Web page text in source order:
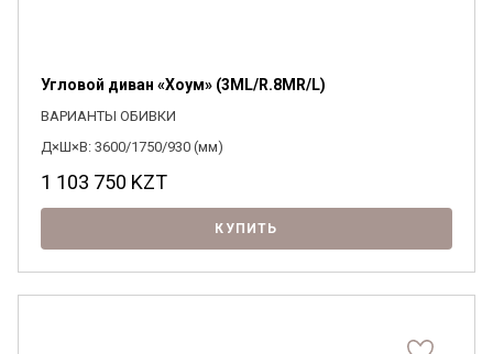
Угловой диван «Хоум» (3ML/R.8MR/L)
ВАРИАНТЫ ОБИВКИ
Д×Ш×В: 3600/1750/930 (мм)
1 103 750 KZT
КУПИТЬ